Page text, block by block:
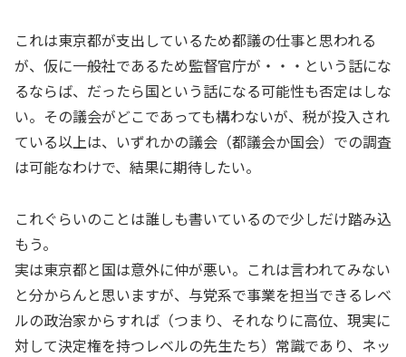
これは東京都が支出しているため都議の仕事と思われる
が、仮に一般社であるため監督官庁が・・・という話にな
るならば、だったら国という話になる可能性も否定はしな
い。その議会がどこであっても構わないが、税が投入され
ている以上は、いずれかの議会（都議会か国会）での調査
は可能なわけで、結果に期待したい。
これぐらいのことは誰しも書いているので少しだけ踏み込
もう。
実は東京都と国は意外に仲が悪い。これは言われてみない
と分からんと思いますが、与党系で事業を担当できるレベ
ルの政治家からすれば（つまり、それなりに高位、現実に
対して決定権を持つレベルの先生たち）常識であり、ネッ